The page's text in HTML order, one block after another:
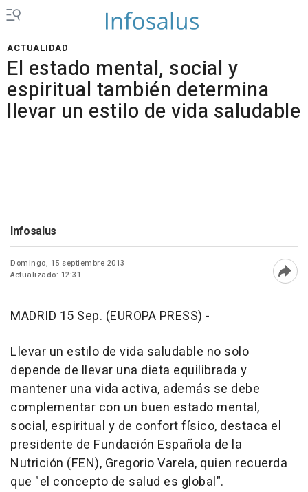
ACTUALIDAD
El estado mental, social y
espiritual también determina
llevar un estilo de vida saludable
Infosalus
Domingo, 15 septiembre 2013
Actualizado: 12:31
MADRID 15 Sep. (EUROPA PRESS) -
Llevar un estilo de vida saludable no solo
depende de llevar una dieta equilibrada y
mantener una vida activa, además se debe
complementar con un buen estado mental,
social, espiritual y de confort físico, destaca el
presidente de Fundación Española de la
Nutrición (FEN), Gregorio Varela, quien recuerda
que "el concepto de salud es global".